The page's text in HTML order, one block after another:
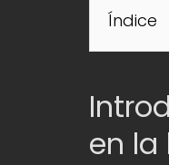
Índice
en la